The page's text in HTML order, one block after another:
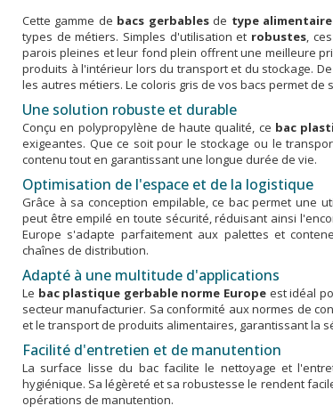
Cette gamme de bacs gerbablesde type alimentaire
types de métiers. Simples d'utilisation et robustes,
parois pleines et leur fond plein offrent une meilleure
produits à l'intérieur lors du transport et du stockage.
les autres métiers. Le coloris gris de vos bacs permet de
Une solution robuste et durable
Conçu en polypropylène de haute qualité, ce bac
exigeantes. Que ce soit pour le stockage ou le
contenu tout en garantissant une longue durée de vie.
Optimisation de l'espace et de la logistique
Grâce à sa conception empilable, ce bac permet une
peut être empilé en toute sécurité, réduisant ainsi
Europe s'adapte parfaitement aux palettes et
chaînes de distribution.
Adapté à une multitude d'applications
Le bac plastique gerbable norme Europeest idéal
secteur manufacturier. Sa conformité aux normes de
et le transport de produits alimentaires, garantissant la
Facilité d'entretien et de manutention
La surface lisse du bac facilite le nettoyage et
hygiénique. Sa légèreté et sa robustesse le rendent
opérations de manutention.